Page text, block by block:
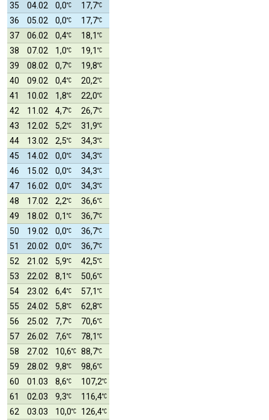
35
04.02 0,0
17,7
36
05.02 0,0
17,7
37
06.02 0,4
18,1
38
07.02 1,0
19,1
39
08.02 0,7
19,8
40
09.02 0,4
20,2
41
10.02 1,8
22,0
42
11.02 4,7
26,7
43
12.02 5,2
31,9
44
13.02 2,5
34,3
45
14.02 0,0
34,3
46
15.02 0,0
34,3
47
16.02 0,0
34,3
48
17.02 2,2
36,6
49
18.02 0,1
36,7
50
19.02 0,0
36,7
51
20.02 0,0
36,7
52
21.02 5,9
42,5
53
22.02 8,1
50,6
54
23.02 6,4
57,1
55
24.02 5,8
62,8
56
25.02 7,7
70,6
57
26.02 7,6
78,1
58
27.02 10,6
88,7
59
28.02 9,8
98,6
60
01.03 8,6
107,2
61
02.03 9,3
116,4
62
03.03 10,0
126,4